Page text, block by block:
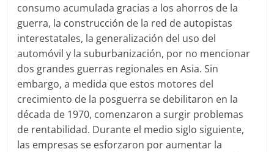
consumo acumulada gracias a los ahorros de la
guerra, la construcción de la red de autopistas
interestatales, la generalización del uso del
automóvil y la suburbanización, por no mencionar
dos grandes guerras regionales en Asia. Sin
embargo, a medida que estos motores del
crecimiento de la posguerra se debilitaron en la
década de 1970, comenzaron a surgir problemas
de rentabilidad. Durante el medio siglo siguiente,
las empresas se esforzaron por aumentar la